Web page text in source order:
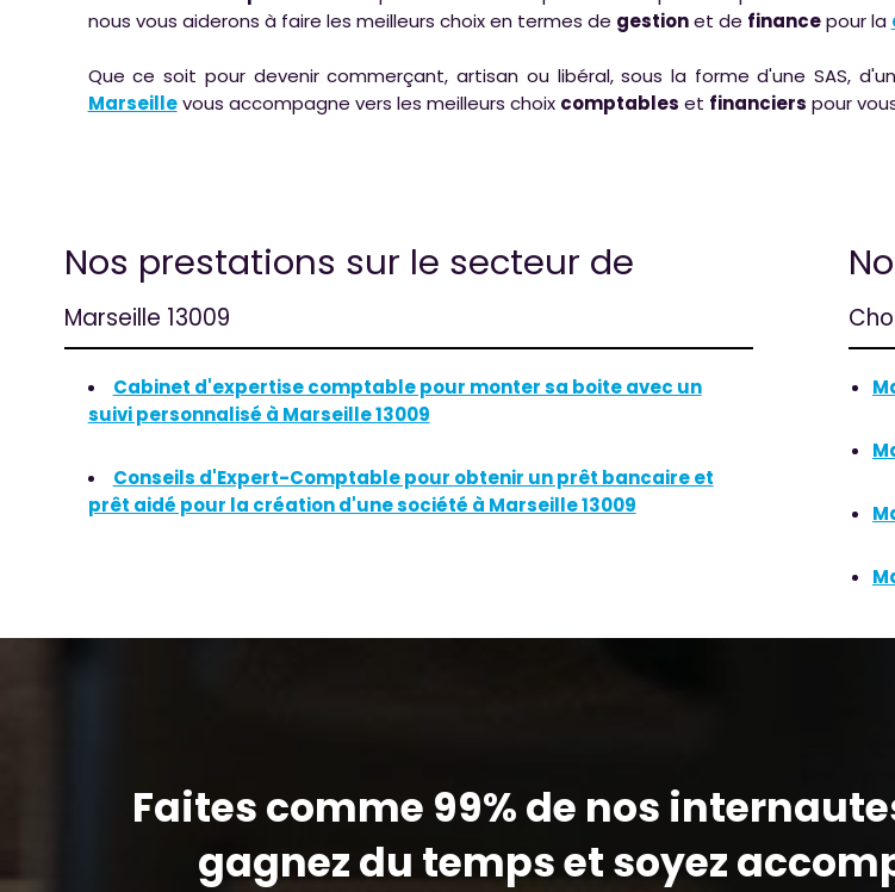
nous vous aiderons à faire les meilleurs choix en termes de gestionet de financepour la
Que ce soit pour devenir commerçant, artisan ou libéral, sous la forme d'une SAS,
Marseillevous accompagne vers les meilleurs choix comptables et financiers pour
Nos prestations sur le secteur de
Marseille 13009
Cabinet d'expertise comptable pour monter sa boite avec un
suivi personnalisé à Marseille 13009
Conseils d'Expert-Comptable pour obtenir un prêt bancaire et
prêt aidé pour la création d'une société à Marseille 13009
Faites comme 99% de nos
gagnez du temps et soyez